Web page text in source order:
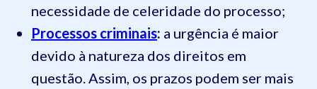
necessidade de celeridade do processo;
Processos criminais: a urgência é maior
devido à natureza dos direitos em
questão. Assim, os prazos podem ser mais